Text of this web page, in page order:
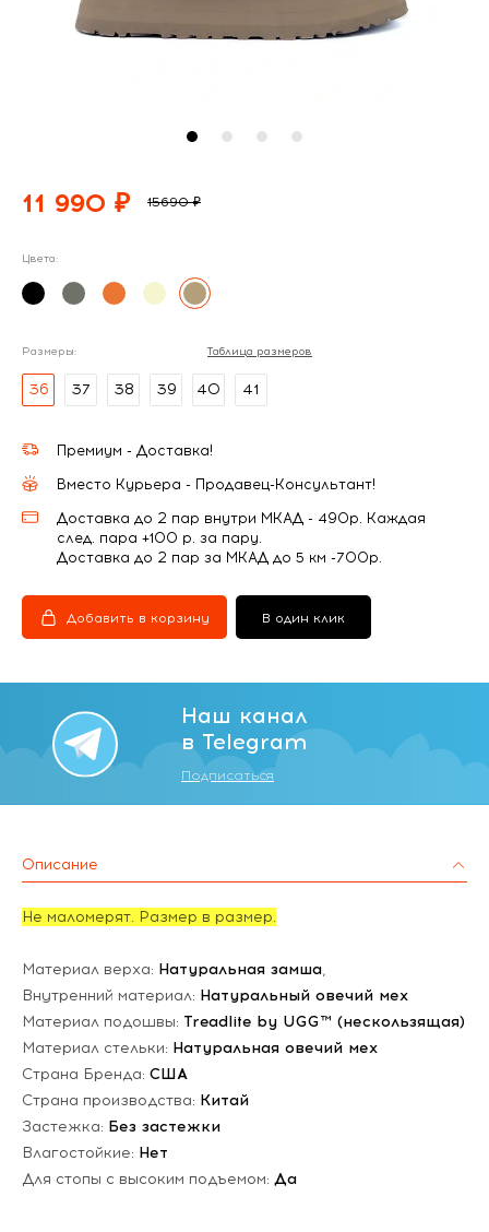
11 990 ₽ 15690 ₽
Цвета:
Размеры: Таблица размеров
36 37 38 39 40 41
Премиум - Доставка!
Вместо Курьера - Продавец-Консультант!
Доставка до 2 пар внутри МКАД - 490р. Каждая
след. пара +100 р. за пару.
Доставка до 2 пар за МКАД до 5 км -700р.
Добавить в корзину В один клик
Наш канал
в Telegram
Подписаться
Описание
Не маломерят. Размер в размер.
Материал верха: Натуральная замша,
Внутренний материал: Натуральный овечий мех
Материал подошвы: Treadlite by UGG™ (нескользящая)
Материал стельки: Натуральная овечий мех
Страна Бренда: США
Страна производства: Китай
Застежка: Без застежки
Влагостойкие: Нет
Для стопы с высоким подъемом: Да